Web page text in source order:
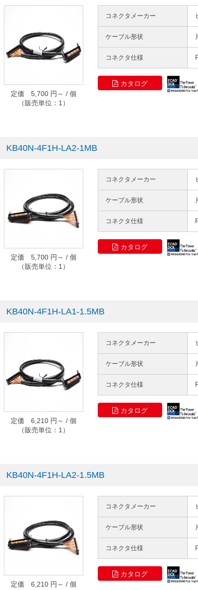
定価 5,700 円～ / 個
（販売単位：1）
コネクタメーカー
ケーブル形状
コネクタ仕様
カタログ
KB40N-4F1H-LA2-1MB
定価 5,700 円～ / 個
（販売単位：1）
コネクタメーカー
ケーブル形状
コネクタ仕様
カタログ
KB40N-4F1H-LA1-1.5MB
定価 6,210 円～ / 個
（販売単位：1）
コネクタメーカー
ケーブル形状
コネクタ仕様
カタログ
KB40N-4F1H-LA2-1.5MB
定価 6,210 円～ / 個
コネクタメーカー
ケーブル形状
コネクタ仕様
カタログ